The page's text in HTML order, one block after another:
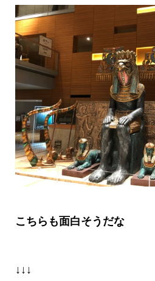
こちらも面白そうだな
↓↓↓